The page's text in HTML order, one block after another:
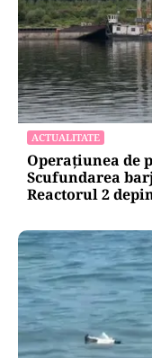
ACTUALITATE
Operațiunea de
Scufundarea
Reactorul 2